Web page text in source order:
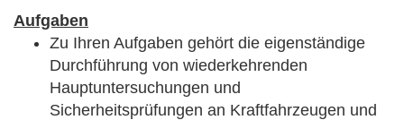
Aufgaben
Zu Ihren Aufgaben gehört die eigenständige
Durchführung von wiederkehrenden
Hauptuntersuchungen und
Sicherheitsprüfungen an Kraftfahrzeugen und